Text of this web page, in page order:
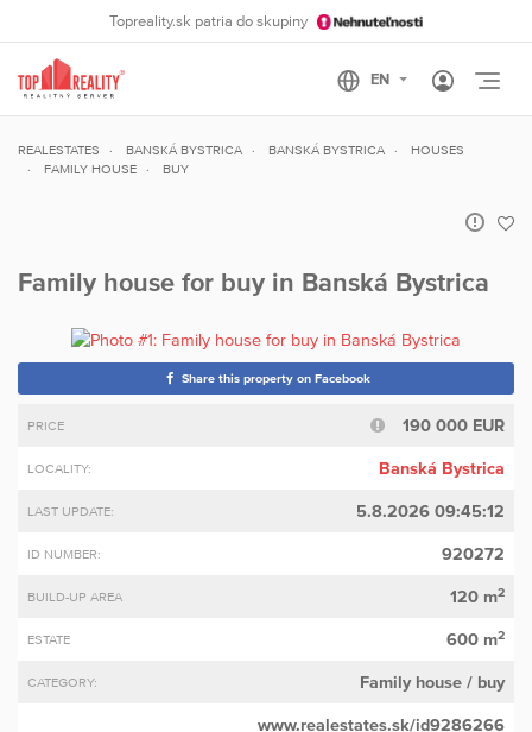
Topreality.sk patria do skupiny
REALESTATES BANSKÁ BYSTRICA BANSKÁ BYSTRICA
HOUSES
FAMILY HOUSE
BUY
Family house for buy in Banská Bystrica
Share this property on Facebook
PRICE 190 000 EUR
LOCALITY: Banská Bystrica
LAST UPDATE: 5.8.2026 09:45:12
ID NUMBER: 920272
BUILD-UP AREA 120 m2
ESTATE 600 m2
CATEGORY: Family house / buy
www.realestates.sk/id9286266